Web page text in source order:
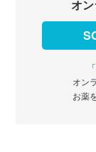
オ
オン
お薬